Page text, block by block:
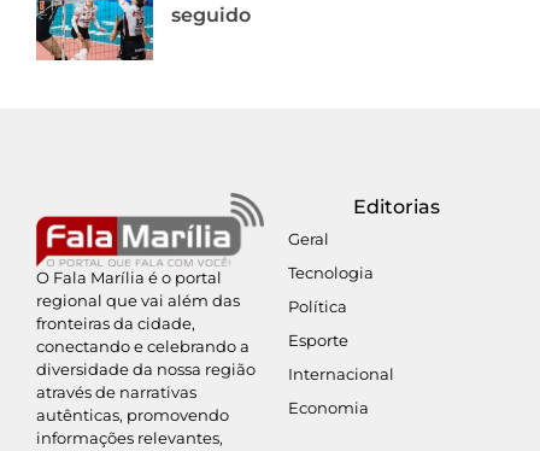
seguido
O Fala Marília é o portal
regional que vai além das
fronteiras da cidade,
conectando e celebrando a
diversidade da nossa região
através de narrativas
autênticas, promovendo
informações relevantes,
Editorias
Geral
Tecnologia
Política
Esporte
Internacional
Economia